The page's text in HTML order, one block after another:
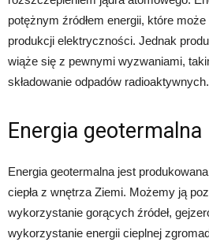
potężnym źródłem energii, które
produkcji elektryczności. Jednak
wiąże się z pewnymi wyzwaniami,
składowanie odpadów radioaktywnych.
Energia geotermalna
Energia geotermalna jest
ciepła z wnętrza Ziemi. Możemy ją
wykorzystanie gorących źródeł,
wykorzystanie energii cieplnej